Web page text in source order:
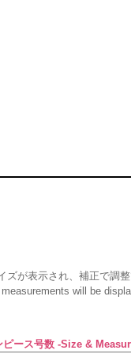
が表示され、補正で調整
will be
ピース号数 -Size &